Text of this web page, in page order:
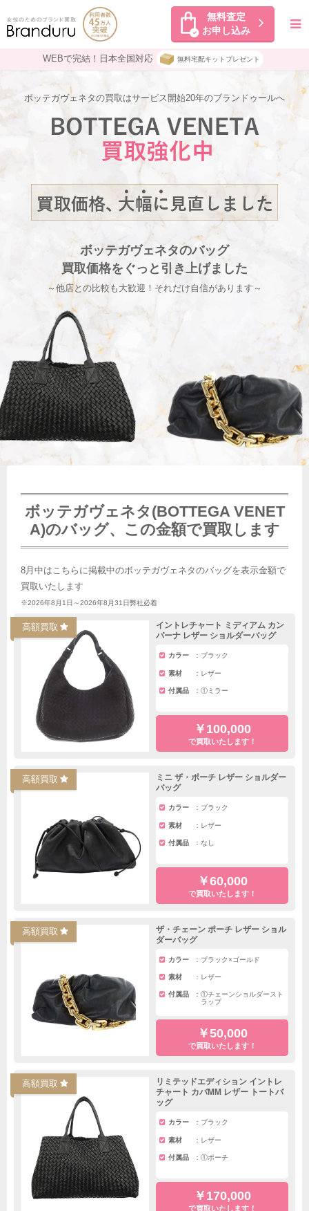
無料査定
お申し込み
WEBで完結！日本全国対応 無料宅配キットプレゼント
ボッテガヴェネタの買取はサービス開始20年のブランドゥールへ
ボッテガヴェネタのバッグ
買取価格をぐっと引き上げました
～他店との比較も大歓迎！それだけ自信があります～
ボッテガヴェネタ(BOTTEGA VENET
A)のバッグ、この金額で買取します
8月中はこちらに掲載中のボッテガヴェネタのバッグを表示金額で
買取いたします
※2026年8月1日～2026年8月31日弊社必着
高額買取
イントレチャート ミディアム カン
パーナ レザー ショルダーバッグ
カラー ブラック
素材 レザー
付属品 ①ミラー
￥100,000
で買取いたします！
高額買取
ミニ ザ・ポーチ レザー ショルダー
バッグ
カラー ブラック
素材 レザー
付属品 なし
￥60,000
で買取いたします！
高額買取
ザ・チェーン ポーチ レザー ショル
ダーバッグ
カラー ブラック×ゴールド
素材 レザー
付属品
①チェーンショルダースト
ラップ
￥50,000
で買取いたします！
高額買取
リミテッドエディション イントレ
チャート カバMM レザー トートバ
ッグ
カラー ブラック
素材 レザー
付属品 ①ポーチ
￥170,000
で買取いたします！